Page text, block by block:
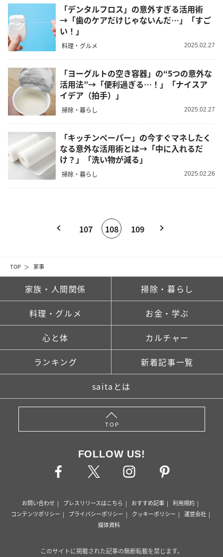
TOP 家事
「デンタルフロス」の意外すぎる活用術
→「歯のケアだけじゃないんだ…」「すご
い！」
料理・グルメ 2025.02.27
「ヨーグルトの空き容器」の“5つの意外な
活用法”→「便利過ぎる…！」「ナイスア
イデア（拍手）」
掃除・暮らし 2025.02.27
「キッチンペーパー」の今すぐマネしたく
なる意外な活用術とは→「中に入れるだ
け？」「洗い物が減る」
掃除・暮らし 2025.02.26
107 108 109
家族・人間関係 掃除・暮らし
料理・グルメ お金・学ぶ
心と体 カルチャー
ランキング 新着記事一覧
saitaとは
TOP
FOLLOW US!
お問い合わせ プレスリリースはこちら おすすめ記事
利用規約
コンテンツポリシー
プライバシーポリシー クッキーポリシー
運営会社
媒体資料
このサイトに掲載された記事の無断転載を禁じます。